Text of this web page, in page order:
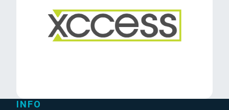
INFO